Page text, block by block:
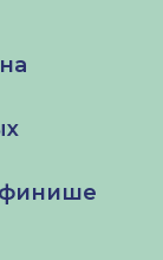
финише